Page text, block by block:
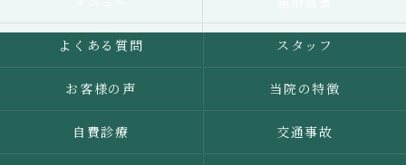
よくある質問 スタッフ
お客様の声 当院の特徴
自費診療 交通事故